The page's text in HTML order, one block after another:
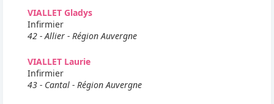
VIALLET Gladys
Infirmier
42 - Allier - Région Auvergne
VIALLET Laurie
Infirmier
43 - Cantal - Région Auvergne